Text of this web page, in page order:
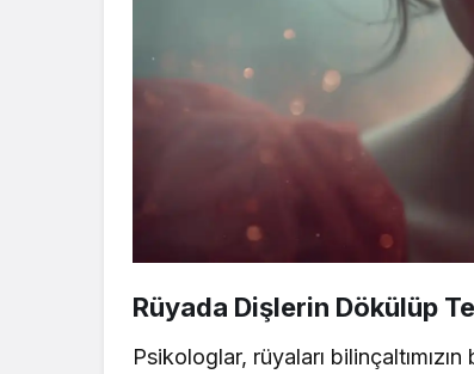
Rüyada Dişlerin Dökülüp
Psikologlar, rüyaları